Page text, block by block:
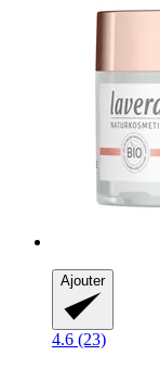
Ajouter
4.6 (23)